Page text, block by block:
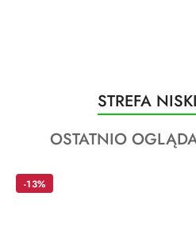
Pomiń karuzelęProdukty
o
statusie:
STREFA
Produkty
statusie:
OSTATNIO
-13%